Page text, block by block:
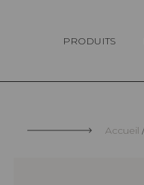
PRODUITS
Accueil